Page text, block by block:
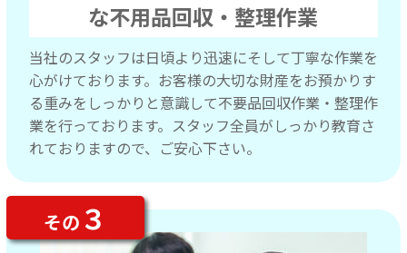
な不用品回収・整理作業
当社のスタッフは日頃より迅速にそして丁寧な作業を
心がけております。お客様の大切な財産をお預かりす
る重みをしっかりと意識して不要品回収作業・整理作
業を行っております。スタッフ全員がしっかり教育さ
れておりますので、ご安心下さい。
その ３